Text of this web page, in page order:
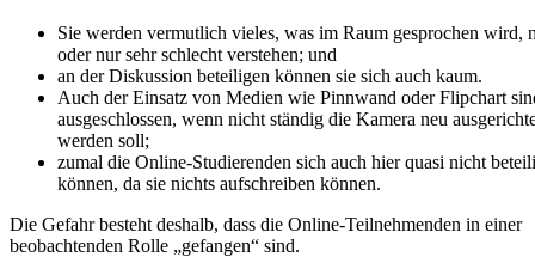
Sie werden vermutlich vieles, was im Raum gesprochen wird,
oder nur sehr schlecht verstehen; und
an der Diskussion beteiligen können sie sich auch kaum.
Auch der Einsatz von Medien wie Pinnwand oder Flipchart
ausgeschlossen, wenn nicht ständig die Kamera neu
werden soll;
zumal die Online-Studierenden sich auch hier quasi nicht
können, da sie nichts aufschreiben können.
Die Gefahr besteht deshalb, dass die Online-Teilnehmenden in einer
beobachtenden Rolle „gefangen“ sind.